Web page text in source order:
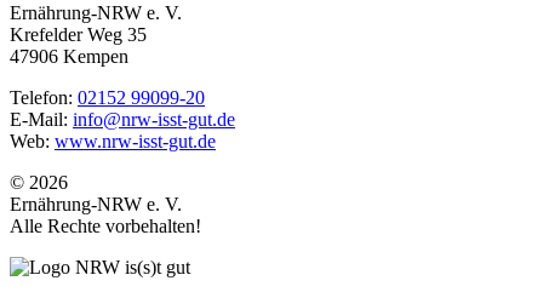
Ernährung-NRW e. V.
Krefelder Weg 35
47906 Kempen
Telefon: 02152 99099-20
E-Mail: info@nrw-isst-gut.de
Web: www.nrw-isst-gut.de
© 2026
Ernährung-NRW e. V.
Alle Rechte vorbehalten!